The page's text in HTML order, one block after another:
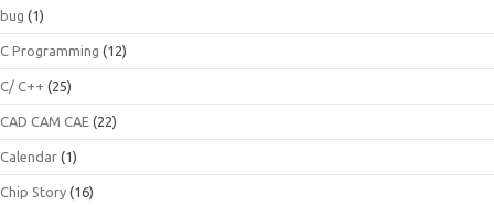
bug (1)
C Programming (12)
C/ C++ (25)
CAD CAM CAE (22)
Calendar (1)
Chip Story (16)